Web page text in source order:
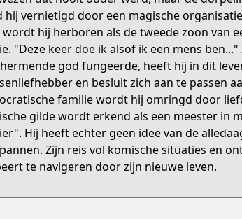
gurashi-no-maou-tensei-shite-
KDCW_MF00201820010000_68
hij vernietigd door een magische
wordt hij herboren als de tweede zoon van
"Deze keer doe ik alsof ik een mens
god fungeerde, heeft hij in dit
en besluit zich aan te passen
familie wordt hij omringd door
gilde wordt erkend als een meester in
Hij heeft echter geen idee van de
Zijn reis vol komische situaties en
te navigeren door zijn nieuwe leven.